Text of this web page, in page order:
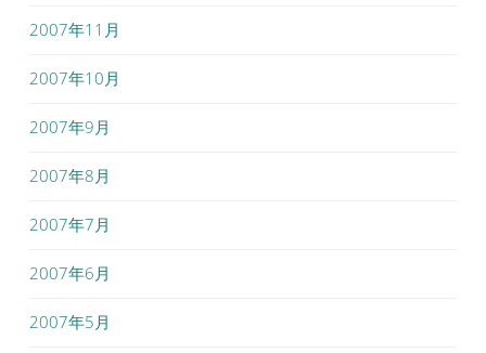
2007年11月
2007年10月
2007年9月
2007年8月
2007年7月
2007年6月
2007年5月